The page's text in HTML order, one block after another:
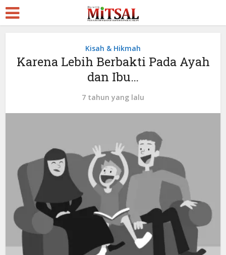
Kisah & Hikmah
Karena Lebih Berbakti Pada Ayah
dan Ibu…
7 tahun yang lalu